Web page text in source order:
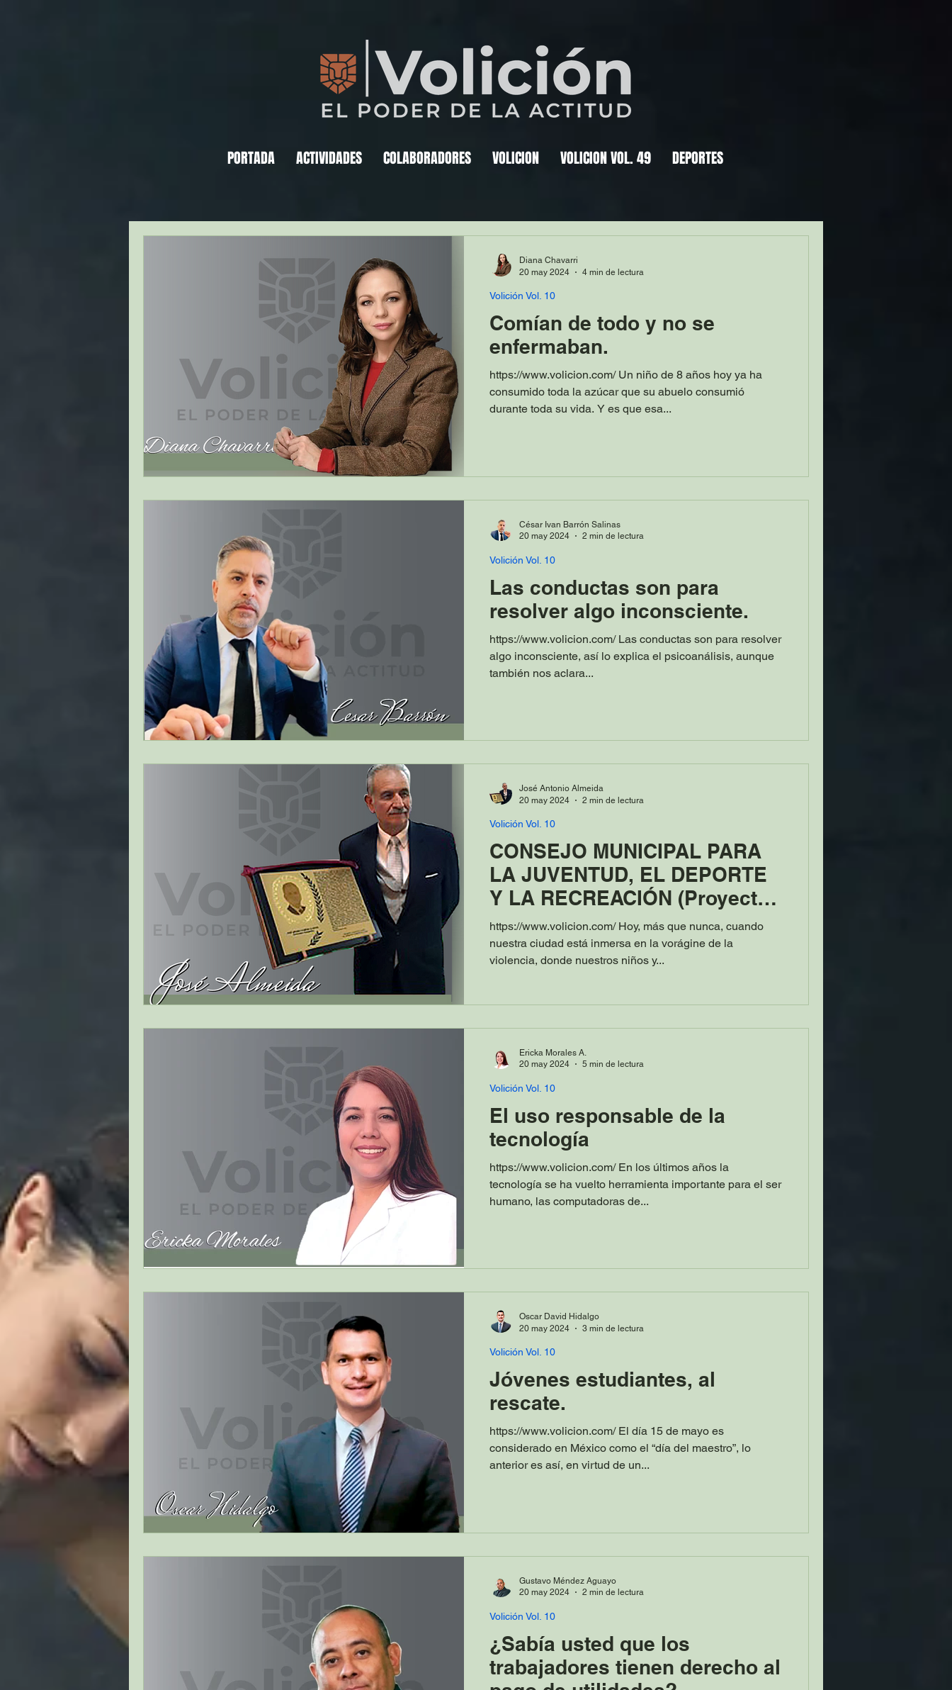
PORTADA ACTIVIDADES COLABORADORES VOLICION VOLICION VOL. 49 DEPORTES
Comían de todo y no se
enfermaban.
https://www.volicion.com/ Un niño de 8 años hoy ya ha
consumido toda la azúcar que su abuelo consumió
durante toda su vida. Y es que esa...
Volición Vol. 10
Diana Chavarri
20 may 2024
4 min de lectura
Las conductas son para
resolver algo inconsciente.
https://www.volicion.com/ Las conductas son para resolver
algo inconsciente, así lo explica el psicoanálisis, aunque
también nos aclara...
Volición Vol. 10
César Ivan Barrón Salinas
20 may 2024
2 min de lectura
CONSEJO MUNICIPAL PARA
LA JUVENTUD, EL DEPORTE
Y LA RECREACIÓN (Proyecto)
EXPOSICIÓN DE MOTIVOS
https://www.volicion.com/ Hoy, más que nunca, cuando
nuestra ciudad está inmersa en la vorágine de la
violencia, donde nuestros niños y...
Volición Vol. 10
José Antonio Almeida
20 may 2024
2 min de lectura
El uso responsable de la
tecnología
https://www.volicion.com/ En los últimos años la
tecnología se ha vuelto herramienta importante para el ser
humano, las computadoras de...
Volición Vol. 10
Ericka Morales A.
20 may 2024
5 min de lectura
Jóvenes estudiantes, al
rescate.
https://www.volicion.com/ El día 15 de mayo es
considerado en México como el “día del maestro”, lo
anterior es así, en virtud de un...
Volición Vol. 10
Oscar David Hidalgo
20 may 2024
3 min de lectura
¿Sabía usted que los
trabajadores tienen derecho al
Volición Vol. 10
Gustavo Méndez Aguayo
20 may 2024
2 min de lectura